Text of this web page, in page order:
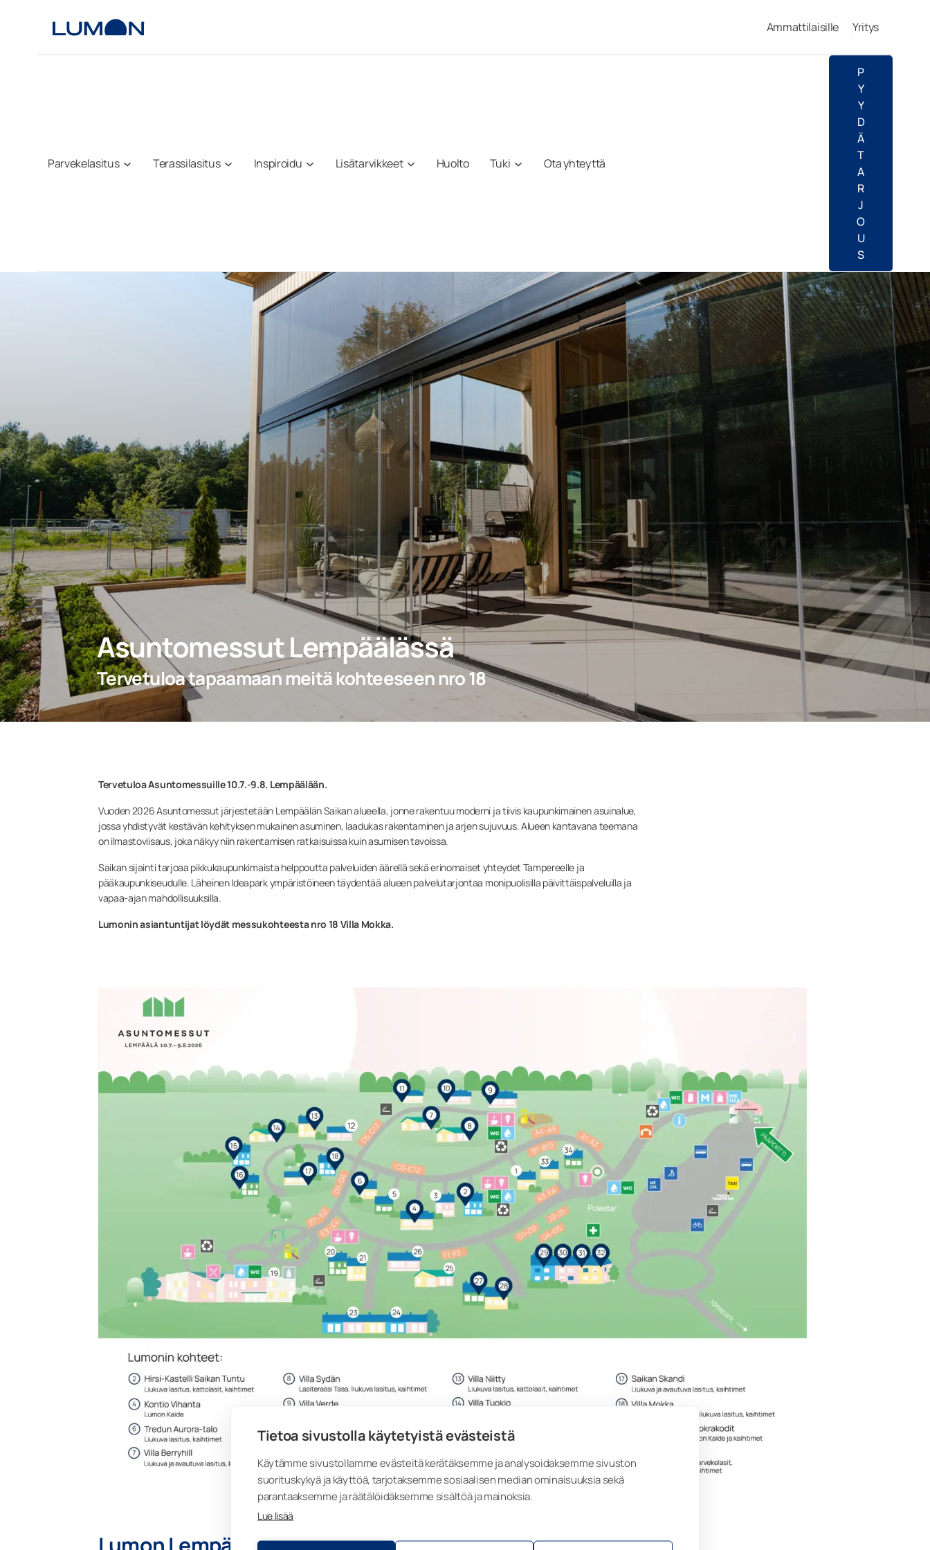
Tietoa sivustolla käytetyistä evästeistä
Käytämme sivustollamme evästeitä kerätäksemme ja analysoidaksemme sivuston
suorituskykyä ja käyttöä, tarjotaksemme sosiaalisen median ominaisuuksia sekä
parantaaksemme ja räätälöidäksemme sisältöä ja mainoksia.
Lue lisää
Ammattilaisille Yritys
Parvekelasitus Terassilasitus Inspiroidu Lisätarvikkeet Huolto Tuki Ota yhteyttä
P
Y
Y
D
Ä
T
A
R
J
O
U
S
Asuntomessut Lempäälässä
Tervetuloa tapaamaan meitä kohteeseen nro 18
Tervetuloa Asuntomessuille 10.7.-9.8. Lempäälään.
Vuoden 2026 Asuntomessut järjestetään Lempäälän Saikan alueella, jonne rakentuu moderni ja tiivis kaupunkimainen asuinalue,
jossa yhdistyvät kestävän kehityksen mukainen asuminen, laadukas rakentaminen ja arjen sujuvuus. Alueen kantavana teemana
on ilmastoviisaus, joka näkyy niin rakentamisen ratkaisuissa kuin asumisen tavoissa.
Saikan sijainti tarjoaa pikkukaupunkimaista helppoutta palveluiden äärellä sekä erinomaiset yhteydet Tampereelle ja
pääkaupunkiseudulle. Läheinen Ideapark ympäristöineen täydentää alueen palvelutarjontaa monipuolisilla päivittäispalveluilla ja
vapaa-ajan mahdollisuuksilla.
Lumonin asiantuntijat löydät messukohteesta nro 18 Villa Mokka.